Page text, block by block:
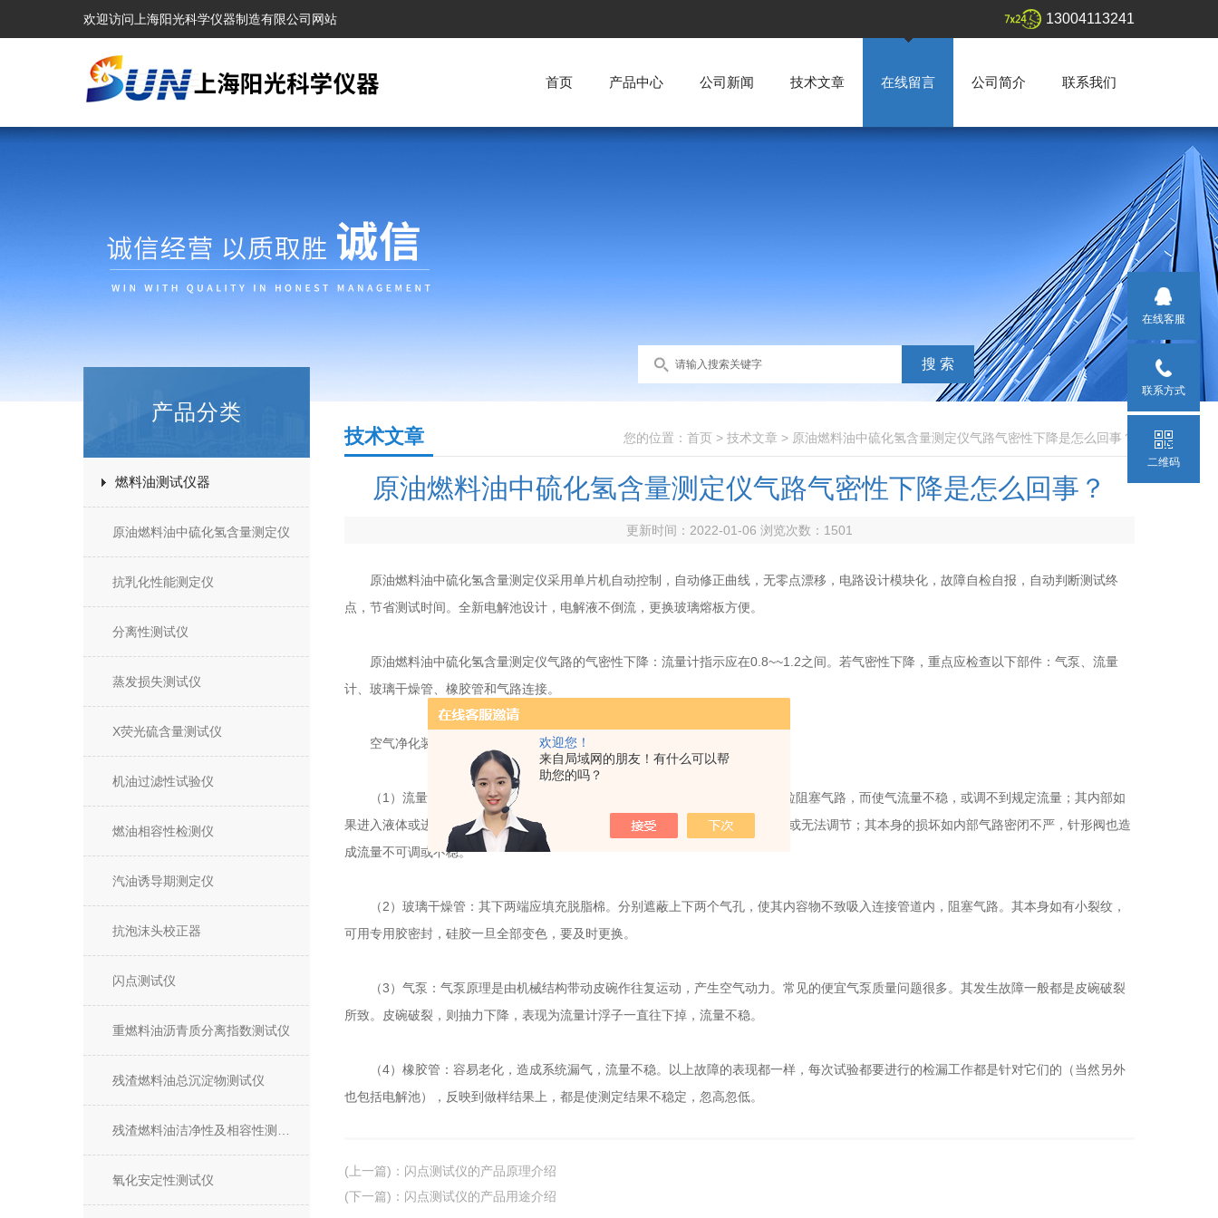
欢迎您！
来自局域网的朋友！有什么可以帮
助您的吗？
欢迎访问上海阳光科学仪器制造有限公司网站 13004113241
首页 产品中心 公司新闻 技术文章 在线留言 公司简介 联系我们
产品分类
燃料油测试仪器
原油燃料油中硫化氢含量测定仪
抗乳化性能测定仪
分离性测试仪
蒸发损失测试仪
X荧光硫含量测试仪
机油过滤性试验仪
燃油相容性检测仪
汽油诱导期测定仪
抗泡沫头校正器
闪点测试仪
重燃料油沥青质分离指数测试仪
残渣燃料油总沉淀物测试仪
氧化安定性测试仪
您的位置： 首页 > 技术文章 > 原油燃料油中硫化氢含量测定仪气路气密性下降是怎么回事？
技术文章
原油燃料油中硫化氢含量测定仪气路气密性下降是怎么回事？
更新时间：2022-01-06 浏览次数： 1501
原油燃料油中硫化氢含量测定仪采用单片机自动控制，自动修正曲线，无零点漂移，电路设计模块化，故障自检自报，自动判断测试终
点，节省测试时间。全新电解池设计，电解液不倒流，更换玻璃熔板方便。
原油燃料油中硫化氢含量测定仪气路的气密性下降：流量计指示应在0.8~~1.2之间。若气密性下降，重点应检查以下部件：气泵、流量
计、玻璃干燥管、橡胶管和气路连接。
空气净化装置：包括一个流量计，三支玻璃干燥管，一台气泵及连接胶管。
（1）流量计：其进、出气口由于和干燥管相连，可能被干燥管内的硅胶颗粒阻塞气路，而使气流量不稳，或调不到规定流量；其内部如
果进入液体或进入粉尘和潮气结合，将给小浮子造成很大阻力，也造成流量不稳或无法调节；其本身的损坏如内部气路密闭不严，针形阀也造
成流量不可调或不稳。
（2）玻璃干燥管：其下两端应填充脱脂棉。分别遮蔽上下两个气孔，使其内容物不致吸入连接管道内，阻塞气路。其本身如有小裂纹，
可用专用胶密封，硅胶一旦全部变色，要及时更换。
（3）气泵：气泵原理是由机械结构带动皮碗作往复运动，产生空气动力。常见的便宜气泵质量问题很多。其发生故障一般都是皮碗破裂
所致。皮碗破裂，则抽力下降，表现为流量计浮子一直往下掉，流量不稳。
（4）橡胶管：容易老化，造成系统漏气，流量不稳。以上故障的表现都一样，每次试验都要进行的检漏工作都是针对它们的（当然另外
也包括电解池），反映到做样结果上，都是使测定结果不稳定，忽高忽低。
(上一篇) ： 闪点测试仪的产品原理介绍
(下一篇) ： 闪点测试仪的产品用途介绍
在线客服
联系方式
二维码